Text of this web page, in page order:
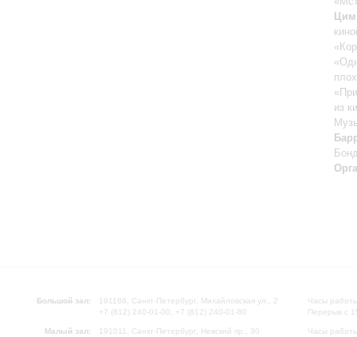
из
Большой зал:
191186, Санкт-Петербург, Михайловская ул., 2
+7 (812) 240-01-00, +7 (812) 240-01-80
Малый зал:
191011, Санкт-Петербург, Невский пр., 30
Часы
Перерыв с
Часы